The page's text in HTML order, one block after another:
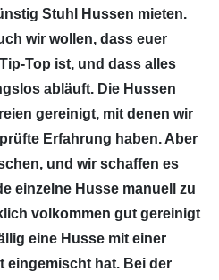
Stuhl Hussen mieten.
wir wollen, dass euer
Top ist, und dass alles
abläuft. Die Hussen
gereinigt, mit denen wir
Erfahrung haben. Aber
und wir schaffen es
einzelne Husse manuell zu
volkommen gut gereinigt
eine Husse mit einer
eingemischt hat. Bei der